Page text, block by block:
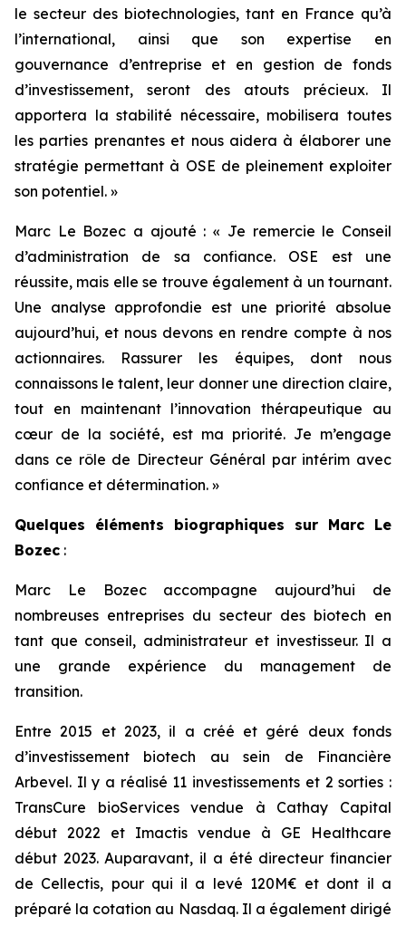
le secteur des biotechnologies, tant en France qu’à
l’international, ainsi que son expertise en
gouvernance d’entreprise et en gestion de fonds
d’investissement, seront des atouts précieux. Il
apportera la stabilité nécessaire, mobilisera toutes
les parties prenantes et nous aidera à élaborer une
stratégie permettant à OSE de pleinement exploiter
son potentiel. »
Marc Le Bozec a ajouté : « Je remercie le Conseil
d’administration de sa confiance. OSE est une
réussite, mais elle se trouve également à un tournant.
Une analyse approfondie est une priorité absolue
aujourd’hui, et nous devons en rendre compte à nos
actionnaires. Rassurer les équipes, dont nous
connaissons le talent, leur donner une direction claire,
tout en maintenant l’innovation thérapeutique au
cœur de la société, est ma priorité. Je m’engage
dans ce rôle de Directeur Général par intérim avec
confiance et détermination. »
Quelques éléments biographiques sur Marc Le
Bozec :
Marc Le Bozec accompagne aujourd’hui de
nombreuses entreprises du secteur des biotech en
tant que conseil, administrateur et investisseur. Il a
une grande expérience du management de
transition.
Entre 2015 et 2023, il a créé et géré deux fonds
d’investissement biotech au sein de Financière
Arbevel. Il y a réalisé 11 investissements et 2 sorties :
TransCure bioServices vendue à Cathay Capital
début 2022 et Imactis vendue à GE Healthcare
début 2023. Auparavant, il a été directeur financier
de Cellectis, pour qui il a levé 120M€ et dont il a
préparé la cotation au Nasdaq. Il a également dirigé